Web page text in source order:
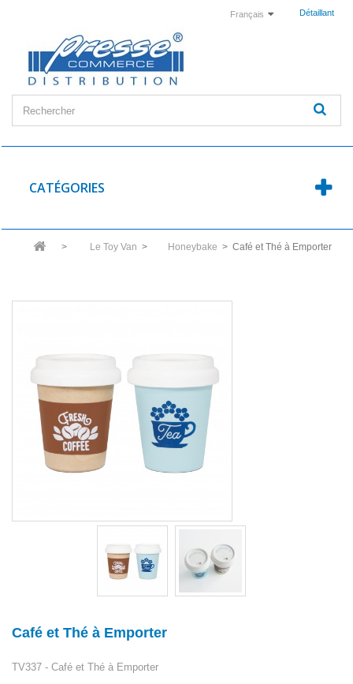
Détaillant
Français
CATÉGORIES
> Le Toy Van > Honeybake > Café et Thé à Emporter
Café et Thé à Emporter
TV337 - Café et Thé à Emporter